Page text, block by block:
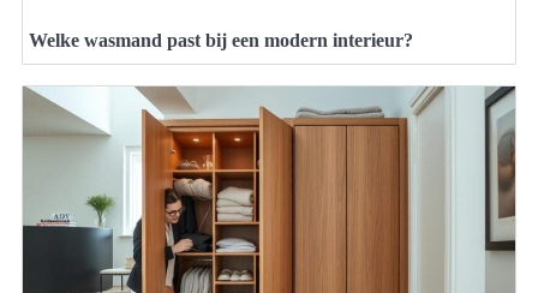
Welke wasmand past bij een modern interieur?